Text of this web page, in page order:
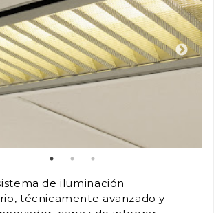
de iluminación
técnicamente avanzado y